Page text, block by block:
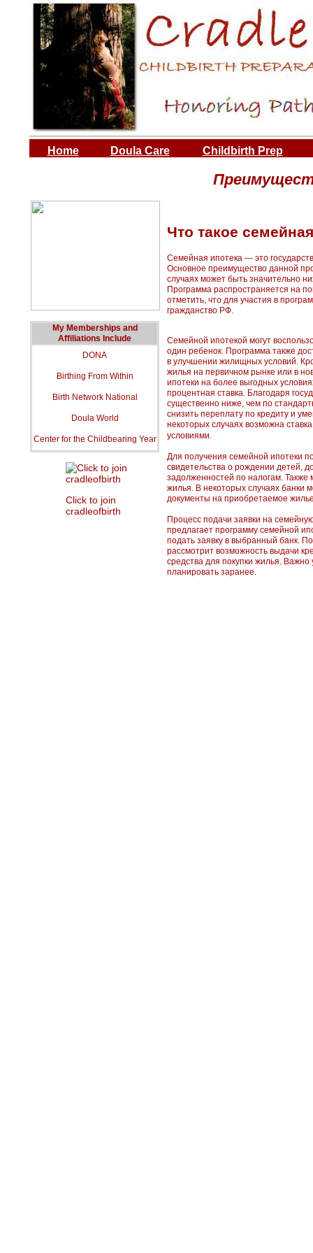
Home Doula Care Childbirth Prep
Click to join
cradleofbirth
Что такое
Семейная ипотека — это
Основное преимущество данной
случаях может быть значительно
Программа распространяется на
отметить, что для участия в
гражданство РФ.
Семейной ипотекой могут
один ребенок. Программа также
в улучшении жилищных условий.
жилья на первичном рынке или в
ипотеки на более выгодных
процентная ставка. Благодаря
существенно ниже, чем по
снизить переплату по кредиту и
некоторых случаях возможна
условиями.
Для получения семейной ипотеки
свидетельства о рождении детей,
задолженностей по налогам. Также
жилья. В некоторых случаях банки
документы на приобретаемое
Процесс подачи заявки на
предлагает программу семейной
подать заявку в выбранный банк.
рассмотрит возможность выдачи
средства для покупки жилья.
планировать заранее.
My Memberships and
Affiliations Include
DONA
Birthing From Within
Birth Network National
Doula World
Center for the Childbearing Year